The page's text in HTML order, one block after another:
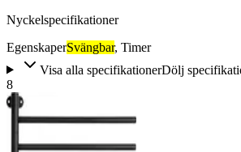
Nyckelspecifikationer
EgenskaperSvängbar, Timer
Visa alla specifikationerDölj
8